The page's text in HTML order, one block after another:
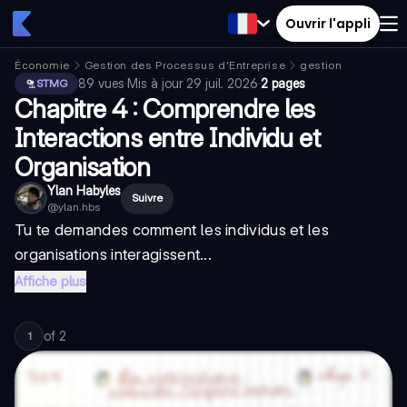
Ouvrir l'appli
Économie Gestion des Processus d'Entreprise
gestion
STMG
89 vues·Mis à jour 29 juil. 2026·2 pages
Chapitre 4 : Comprendre les
Interactions entre Individu et
Organisation
Ylan Habyles
@ylan.hbs
Suivre
Tu te demandes comment les individus et les
organisations interagissent...
Affiche plus
1 of 2